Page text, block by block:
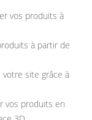
vos produits à
à partir de
site grâce à
vos produits en